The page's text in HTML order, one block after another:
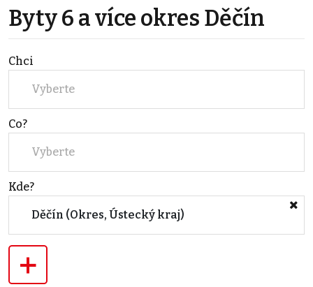
Byty 6 a více okres Děčín
Chci
Vyberte
Co?
Vyberte
Kde?
Děčín (Okres, Ústecký kraj)
+